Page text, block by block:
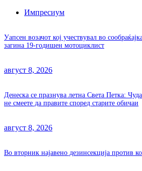
Импресиум
Уапсен возачот кој учествувал во
загина 19-годишен мотоциклист
август 8, 2026
Денеска се празнува летна Света Петка:
не смеете да правите според старите обичаи
август 8, 2026
Во вторник најавено дезинсекција против